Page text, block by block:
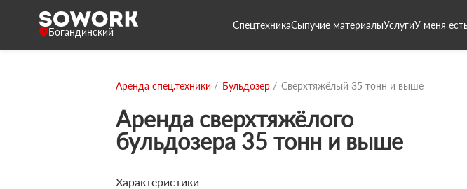
Богандинский
СпецтехникаСыпучие материалыУслугиУ меня
Аренда спец.техники Бульдозер Сверхтяжёлый 35 тонн и выше
Аренда сверхтяжёлого
бульдозера 35 тонн и выше
Характеристики